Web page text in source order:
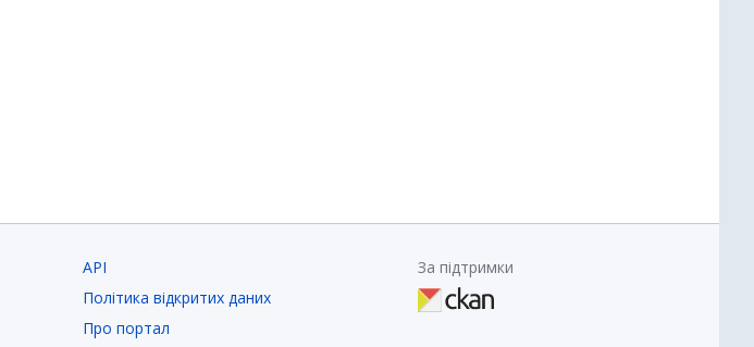
API
Політика відкритих даних
Про портал
За підтримки